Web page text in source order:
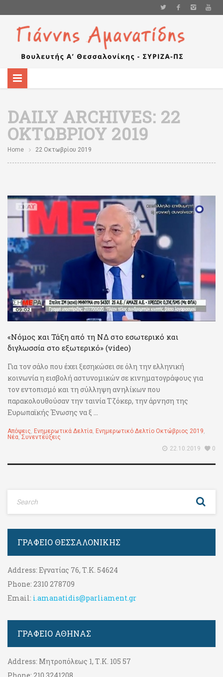
DAILY ARCHIVES: 22
ΟΚΤΩΒΡΊΟΥ 2019
Home 22 Οκτωβρίου 2019
«Νόμος και Τάξη από τη ΝΔ στο εσωτερικό και
διγλωσσία στο εξωτερικό» (video)
Για τον σάλο που έχει ξεσηκώσει σε όλη την ελληνική
κοινωνία η εισβολή αστυνομικών σε κινηματογράφους για
τον εντοπισμό και τη σύλληψη ανηλίκων που
παρακολουθούσαν την ταινία Τζόκερ, την άρνηση της
Ευρωπαϊκής Ένωσης να ξ ...
Απόψεις, Ενημερωτικά Δελτία, Ενημερωτικό Δελτίο Οκτώβριος 2019,
Νέα, Συνεντεύξεις
22.10.2019
0
ΓΡΑΦΕΊΟ ΘΕΣΣΑΛΟΝΊΚΗΣ
Address: Εγνατίας 76, Τ.Κ. 54624
Phone: 2310 278709
Email: i.amanatidis@parliament.gr
ΓΡΑΦΕΊΟ ΑΘΉΝΑΣ
Address: Μητροπόλεως 1, Τ.Κ. 105 57